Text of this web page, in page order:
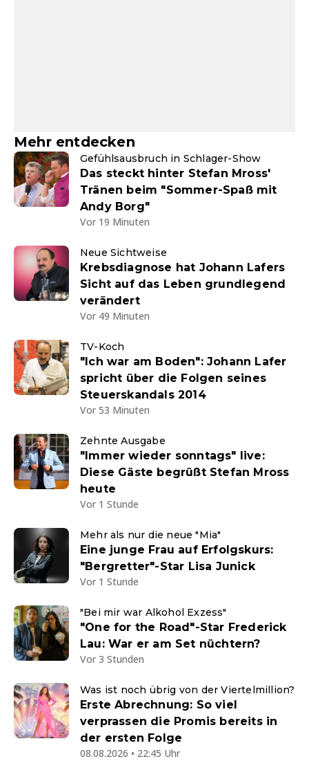
Mehr entdecken
Gefühlsausbruch in Schlager-Show
Das steckt hinter Stefan Mross'
Tränen beim "Sommer-Spaß mit
Andy Borg"
Vor 19 Minuten
Neue Sichtweise
Krebsdiagnose hat Johann Lafers
Sicht auf das Leben grundlegend
verändert
Vor 49 Minuten
TV-Koch
"Ich war am Boden": Johann Lafer
spricht über die Folgen seines
Steuerskandals 2014
Vor 53 Minuten
Zehnte Ausgabe
"Immer wieder sonntags" live:
Diese Gäste begrüßt Stefan Mross
heute
Vor 1 Stunde
Mehr als nur die neue "Mia"
Eine junge Frau auf Erfolgskurs:
"Bergretter"-Star Lisa Junick
Vor 1 Stunde
"Bei mir war Alkohol Exzess"
"One for the Road"-Star Frederick
Lau: War er am Set nüchtern?
Vor 3 Stunden
Was ist noch übrig von der Viertelmillion?
Erste Abrechnung: So viel
verprassen die Promis bereits in
der ersten Folge
08.08.2026 • 22:45 Uhr